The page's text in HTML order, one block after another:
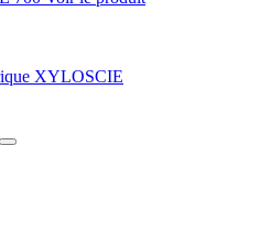
XYLOSCIE